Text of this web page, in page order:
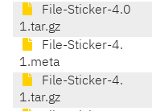
File-Sticker-4.0
1.tar.gz
File-Sticker-4.
1.meta
File-Sticker-4.
1.tar.gz